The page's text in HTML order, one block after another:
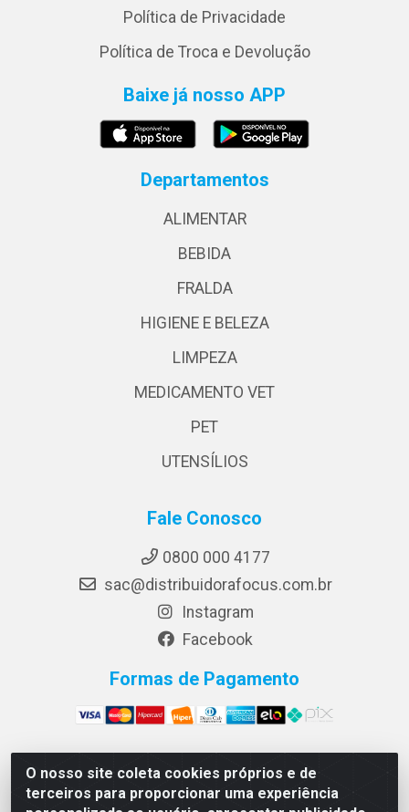
O nosso site coleta cookies próprios e de
terceiros para proporcionar uma experiência
Política de Privacidade
Política de Troca e Devolução
Baixe já nosso APP
Departamentos
ALIMENTAR
BEBIDA
FRALDA
HIGIENE E BELEZA
LIMPEZA
MEDICAMENTO VET
PET
UTENSÍLIOS
Fale Conosco
0800 000 4177
sac@distribuidorafocus.com.br
Instagram
Facebook
Formas de Pagamento
Focus Distribuidora LTDA - Rua Republica Eslovaca, 1121
- Muribeca, Jaboatão dos Guararapes/PE - CEP 54350-